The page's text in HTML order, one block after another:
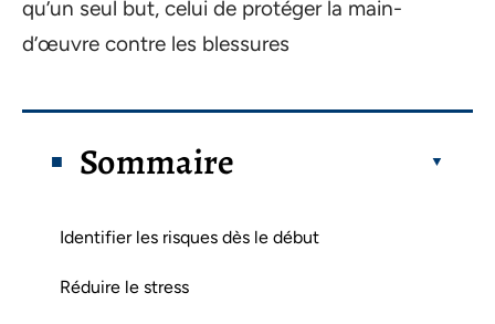
qu’un seul but, celui de protéger la main-
d’œuvre contre les blessures
Sommaire
Identifier les risques dès le début
Réduire le stress